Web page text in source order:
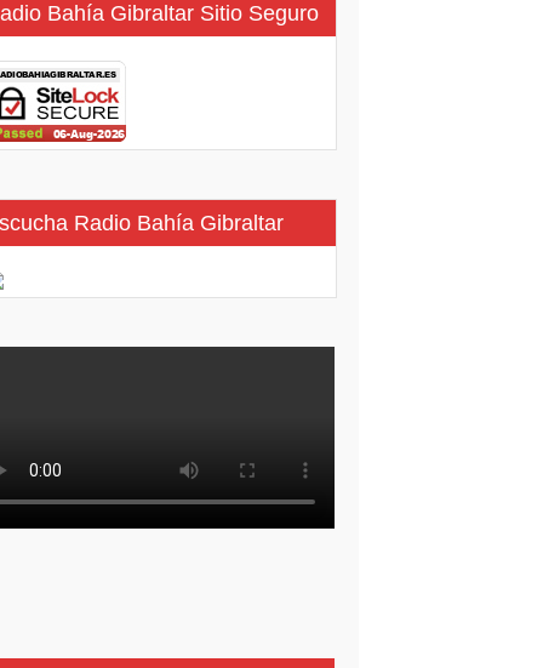
Bahía Gibraltar Sitio Seguro
Radio Bahía Gibraltar